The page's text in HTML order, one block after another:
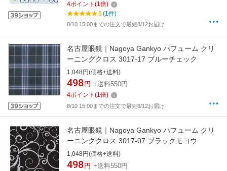
4ポイント (1倍)
5(1件)
8/10 15:00までの注文で最短8/12お届け
名古屋眼鏡｜Nagoya Gankyo パフューム クリ
ーニングクロス 3017-17 ブルーチェック
1,048円(価格+送料)
498 円 +送料550円
4ポイント (1倍)
8/10 15:00までの注文で最短8/12お届け
名古屋眼鏡｜Nagoya Gankyo パフューム クリ
ーニングクロス 3017-07 ブラックモヨウ
1,048円(価格+送料)
498 円 +送料550円